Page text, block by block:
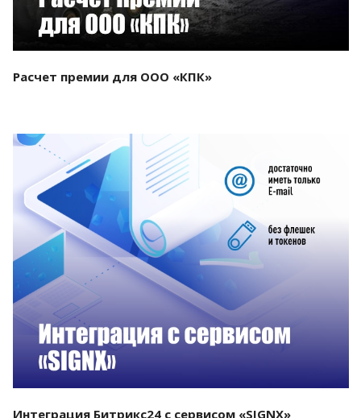
Расчет премии для ООО «КПК»
Смотреть проект
Интеграция Битрикс24 с сервисом «SIGNX»